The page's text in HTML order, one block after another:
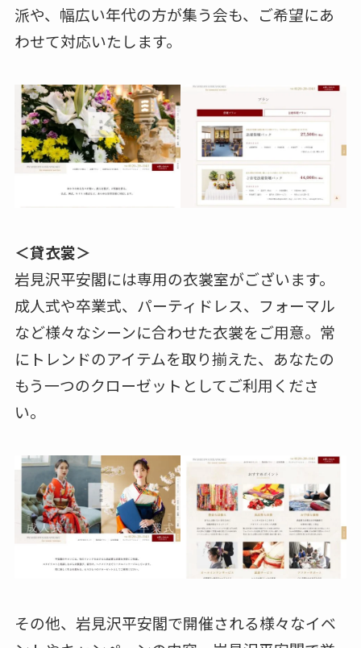
派や、幅広い年代の方が集う会も、ご希望にあ
わせて対応いたします。
＜貸衣裳＞
岩見沢平安閣には専用の衣裳室がございます。
成人式や卒業式、パーティドレス、フォーマル
など様々なシーンに合わせた衣裳をご用意。常
にトレンドのアイテムを取り揃えた、あなたの
もう一つのクローゼットとしてご利用くださ
い。
その他、岩見沢平安閣で開催される様々なイベ